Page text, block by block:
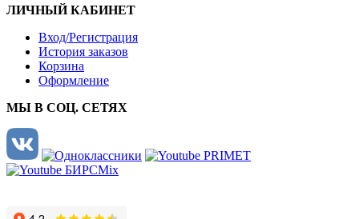
ЛИЧНЫЙ КАБИНЕТ
Вход/Регистрация
История заказов
Корзина
Оформление
МЫ В СОЦ. СЕТЯХ